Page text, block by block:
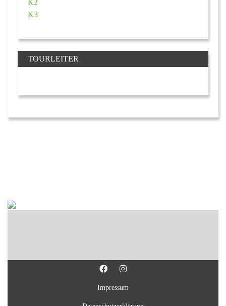
K2
K3
TOURLEITER
Impressum